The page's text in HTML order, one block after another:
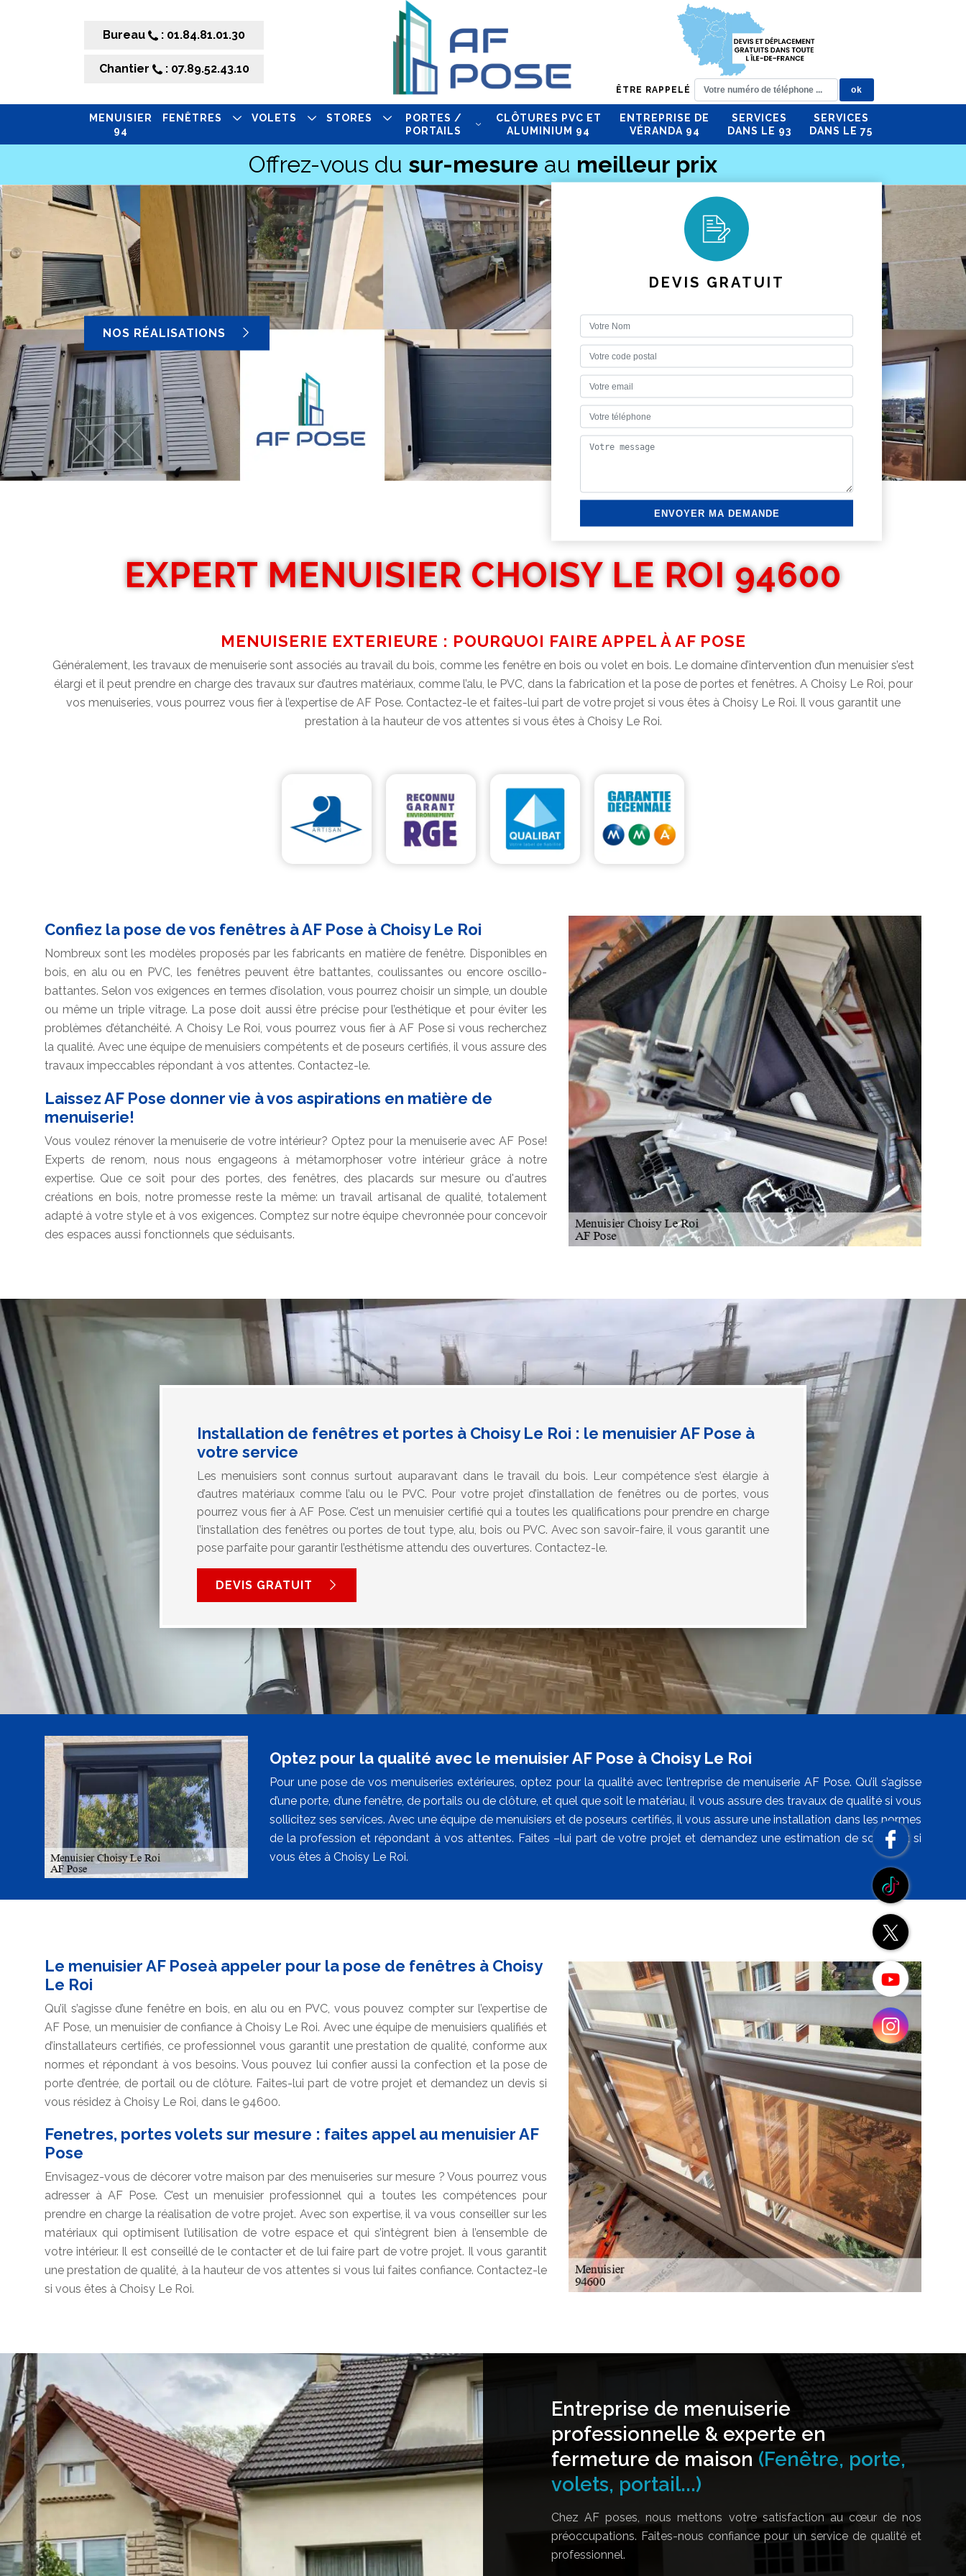
Bureau : 01.84.81.01.30
Chantier : 07.89.52.43.10
ÊTRE RAPPELÉ
MENUISIER
94
FENÊTRES VOLETS STORES
PORTES /
PORTAILS
CLÔTURES PVC ET
ALUMINIUM 94
ENTREPRISE DE
VÉRANDA 94
SERVICES
DANS LE 93
SERVICES
DANS LE 75
Offrez-vous du sur-mesure au meilleur prix
NOS RÉALISATIONS
DEVIS GRATUIT
EXPERT MENUISIER CHOISY LE ROI 94600
MENUISERIE EXTERIEURE : POURQUOI FAIRE APPEL À AF POSE
Généralement, les travaux de menuiserie sont associés au travail du bois, comme les fenêtre en bois ou volet en bois. Le domaine d’intervention d’un menuisier s’est
élargi et il peut prendre en charge des travaux sur d’autres matériaux, comme l’alu, le PVC, dans la fabrication et la pose de portes et fenêtres. A Choisy Le Roi, pour
vos menuiseries, vous pourrez vous fier à l’expertise de AF Pose. Contactez-le et faites-lui part de votre projet si vous êtes à Choisy Le Roi. Il vous garantit une
prestation à la hauteur de vos attentes si vous êtes à Choisy Le Roi.
Confiez la pose de vos fenêtres à AF Pose à Choisy Le Roi
Nombreux sont les modèles proposés par les fabricants en matière de fenêtre. Disponibles en
bois, en alu ou en PVC, les fenêtres peuvent être battantes, coulissantes ou encore oscillo-
battantes. Selon vos exigences en termes d’isolation, vous pourrez choisir un simple, un double
ou même un triple vitrage. La pose doit aussi être précise pour l’esthétique et pour éviter les
problèmes d’étanchéité. A Choisy Le Roi, vous pourrez vous fier à AF Pose si vous recherchez
la qualité. Avec une équipe de menuisiers compétents et de poseurs certifiés, il vous assure des
travaux impeccables répondant à vos attentes. Contactez-le.
Laissez AF Pose donner vie à vos aspirations en matière de
menuiserie!
Vous voulez rénover la menuiserie de votre intérieur? Optez pour la menuiserie avec AF Pose!
Experts de renom, nous nous engageons à métamorphoser votre intérieur grâce à notre
expertise. Que ce soit pour des portes, des fenêtres, des placards sur mesure ou d'autres
créations en bois, notre promesse reste la même: un travail artisanal de qualité, totalement
adapté à votre style et à vos exigences. Comptez sur notre équipe chevronnée pour concevoir
des espaces aussi fonctionnels que séduisants.
Installation de fenêtres et portes à Choisy Le Roi : le menuisier AF Pose à
votre service
Les menuisiers sont connus surtout auparavant dans le travail du bois. Leur compétence s’est élargie à
d’autres matériaux comme l’alu ou le PVC. Pour votre projet d’installation de fenêtres ou de portes, vous
pourrez vous fier à AF Pose. C’est un menuisier certifié qui a toutes les qualifications pour prendre en charge
l’installation des fenêtres ou portes de tout type, alu, bois ou PVC. Avec son savoir-faire, il vous garantit une
pose parfaite pour garantir l’esthétisme attendu des ouvertures. Contactez-le.
DEVIS GRATUIT
Optez pour la qualité avec le menuisier AF Pose à Choisy Le Roi
Pour une pose de vos menuiseries extérieures, optez pour la qualité avec l’entreprise de menuiserie AF Pose. Qu’il s’agisse
d’une porte, d’une fenêtre, de portails ou de clôture, et quel que soit le matériau, il vous assure des travaux de qualité si vous
sollicitez ses services. Avec une équipe de menuisiers et de poseurs certifiés, il vous assure une installation dans les normes
de la profession et répondant à vos attentes. Faites –lui part de votre projet et demandez une estimation de son coût si
vous êtes à Choisy Le Roi.
Le menuisier AF Poseà appeler pour la pose de fenêtres à Choisy
Le Roi
Qu’il s’agisse d’une fenêtre en bois, en alu ou en PVC, vous pouvez compter sur l’expertise de
AF Pose, un menuisier de confiance à Choisy Le Roi. Avec une équipe de menuisiers qualifiés et
d’installateurs certifiés, ce professionnel vous garantit une prestation de qualité, conforme aux
normes et répondant à vos besoins. Vous pouvez lui confier aussi la confection et la pose de
porte d’entrée, de portail ou de clôture. Faites-lui part de votre projet et demandez un devis si
vous résidez à Choisy Le Roi, dans le 94600.
Fenetres, portes volets sur mesure : faites appel au menuisier AF
Pose
Envisagez-vous de décorer votre maison par des menuiseries sur mesure ? Vous pourrez vous
adresser à AF Pose. C’est un menuisier professionnel qui a toutes les compétences pour
prendre en charge la réalisation de votre projet. Avec son expertise, il va vous conseiller sur les
matériaux qui optimisent l’utilisation de votre espace et qui s’intègrent bien à l’ensemble de
votre intérieur. Il est conseillé de le contacter et de lui faire part de votre projet. Il vous garantit
une prestation de qualité, à la hauteur de vos attentes si vous lui faites confiance. Contactez-le
si vous êtes à Choisy Le Roi.
Entreprise de menuiserie
professionnelle & experte en
fermeture de maison (Fenêtre, porte,
volets, portail...)
Chez AF poses, nous mettons votre satisfaction au cœur de nos
préoccupations. Faites-nous confiance pour un service de qualité et
professionnel.